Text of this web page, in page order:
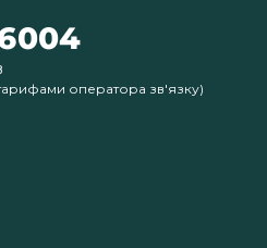
оператора зв'язку)